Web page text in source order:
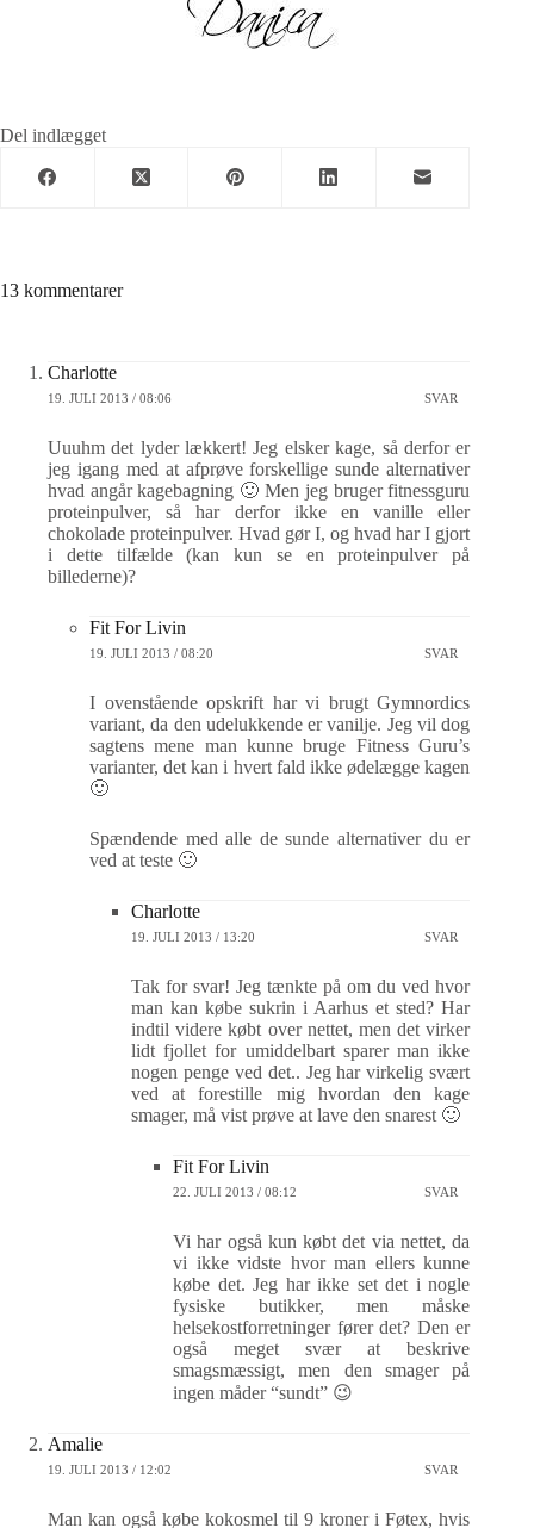
Del indlægget
13 kommentarer
Charlotte
19. JULI 2013 / 08:06 SVAR
Uuuhm det lyder lækkert! Jeg elsker kage, så derfor er
jeg igang med at afprøve forskellige sunde alternativer
hvad angår kagebagning 🙂 Men jeg bruger fitnessguru
proteinpulver, så har derfor ikke en vanille eller
chokolade proteinpulver. Hvad gør I, og hvad har I gjort
i dette tilfælde (kan kun se en proteinpulver på
billederne)?
Fit For Livin
19. JULI 2013 / 08:20 SVAR
I ovenstående opskrift har vi brugt Gymnordics
variant, da den udelukkende er vanilje. Jeg vil dog
sagtens mene man kunne bruge Fitness Guru’s
varianter, det kan i hvert fald ikke ødelægge kagen
🙂
Spændende med alle de sunde alternativer du er
ved at teste 🙂
Charlotte
19. JULI 2013 / 13:20 SVAR
Tak for svar! Jeg tænkte på om du ved hvor
man kan købe sukrin i Aarhus et sted? Har
indtil videre købt over nettet, men det virker
lidt fjollet for umiddelbart sparer man ikke
nogen penge ved det.. Jeg har virkelig svært
ved at forestille mig hvordan den kage
smager, må vist prøve at lave den snarest 🙂
Fit For Livin
22. JULI 2013 / 08:12 SVAR
Vi har også kun købt det via nettet, da
vi ikke vidste hvor man ellers kunne
købe det. Jeg har ikke set det i nogle
fysiske butikker, men måske
helsekostforretninger fører det? Den er
også meget svær at beskrive
smagsmæssigt, men den smager på
ingen måder “sundt” 😉
Amalie
19. JULI 2013 / 12:02 SVAR
Man kan også købe kokosmel til 9 kroner i Føtex, hvis